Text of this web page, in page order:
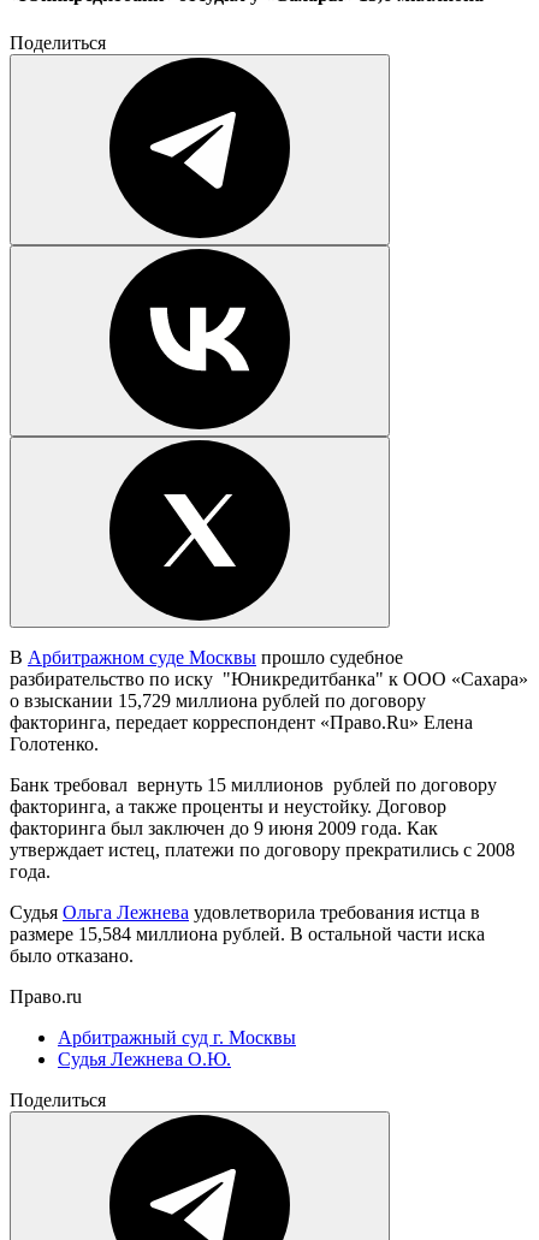
Поделиться
В Арбитражном суде Москвы прошло судебное
разбирательство по иску "Юникредитбанка" к ООО «Сахара»
о взыскании 15,729 миллиона рублей по договору
факторинга, передает корреспондент «Право.Ru» Елена
Голотенко.
Банк требовал вернуть 15 миллионов рублей по договору
факторинга, а также проценты и неустойку. Договор
факторинга был заключен до 9 июня 2009 года. Как
утверждает истец, платежи по договору прекратились с 2008
года.
Судья Ольга Лежнева удовлетворила требования истца в
размере 15,584 миллиона рублей. В остальной части иска
было отказано.
Право.ru
Арбитражный суд г. Москвы
Судья Лежнева О.Ю.
Поделиться